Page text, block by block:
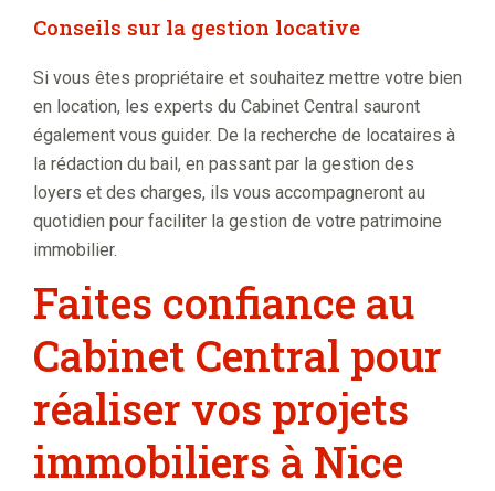
Conseils sur la gestion locative
Si vous êtes propriétaire et souhaitez mettre votre bien
en location, les experts du Cabinet Central sauront
également vous guider. De la recherche de locataires à
la rédaction du bail, en passant par la gestion des
loyers et des charges, ils vous accompagneront au
quotidien pour faciliter la gestion de votre patrimoine
immobilier.
Faites confiance au
Cabinet Central pour
réaliser vos projets
immobiliers à Nice